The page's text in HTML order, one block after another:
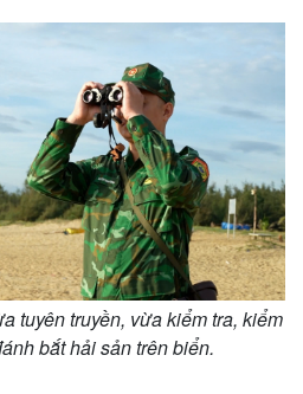
tuyên truyền, vừa kiểm tra, kiểm
bắt hải sản trên biển.